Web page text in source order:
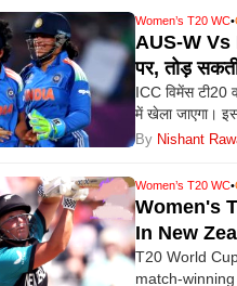
Women’s T20 WC•
AUS-W Vs
पर, तोड़
ICC विमेंस टी20
में खेला जाएगा।
By Nishant
Women’s T20 WC•
Women's
In New
T20 World
match-